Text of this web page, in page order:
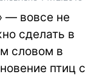
— вовсе не
сделать в
словом в
птиц с